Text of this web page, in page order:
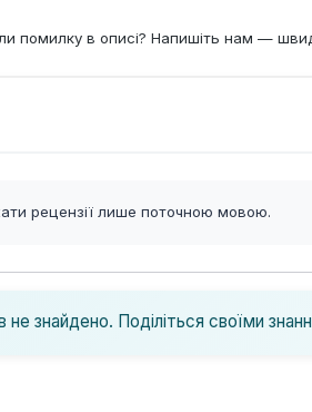
помилку в описі? Напишіть нам —
рецензії лише поточною мовою.
не знайдено. Поділіться своїми